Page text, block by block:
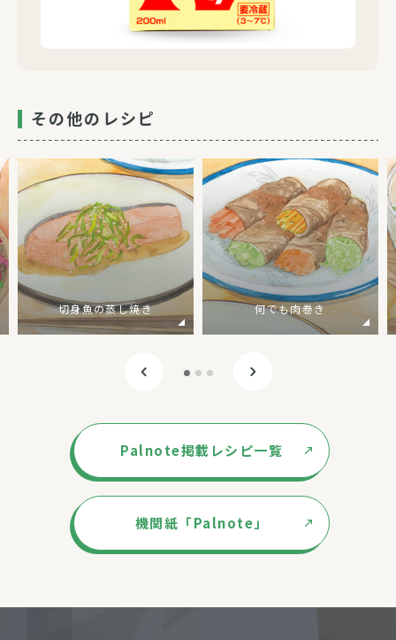
その他のレシピ
切身魚の蒸し焼き 何でも肉巻き
Palnote掲載レシピ一覧
機関紙「Palnote」